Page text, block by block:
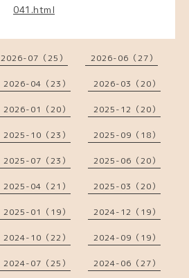
041.html
2026-07（25） 2026-06（27）
2026-04（23） 2026-03（20）
2026-01（20） 2025-12（20）
2025-10（23） 2025-09（18）
2025-07（23） 2025-06（20）
2025-04（21） 2025-03（20）
2025-01（19） 2024-12（19）
2024-10（22） 2024-09（19）
2024-07（25） 2024-06（27）